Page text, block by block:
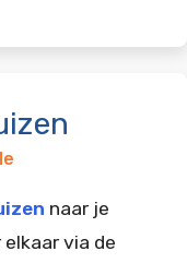
naar je
via de